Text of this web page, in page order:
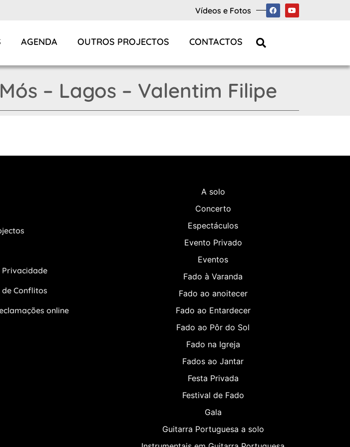
Vídeos e Fotos
AGENDA OUTROS PROJECTOS CONTACTOS
– Lagos – Valentim Filipe
Privacidade
de Conflitos
online
A solo
Concerto
Espectáculos
Evento Privado
Eventos
Fado à Varanda
Fado ao anoitecer
Fado ao Entardecer
Fado ao Pôr do Sol
Fado na Igreja
Fados ao Jantar
Festa Privada
Festival de Fado
Gala
Guitarra Portuguesa a solo